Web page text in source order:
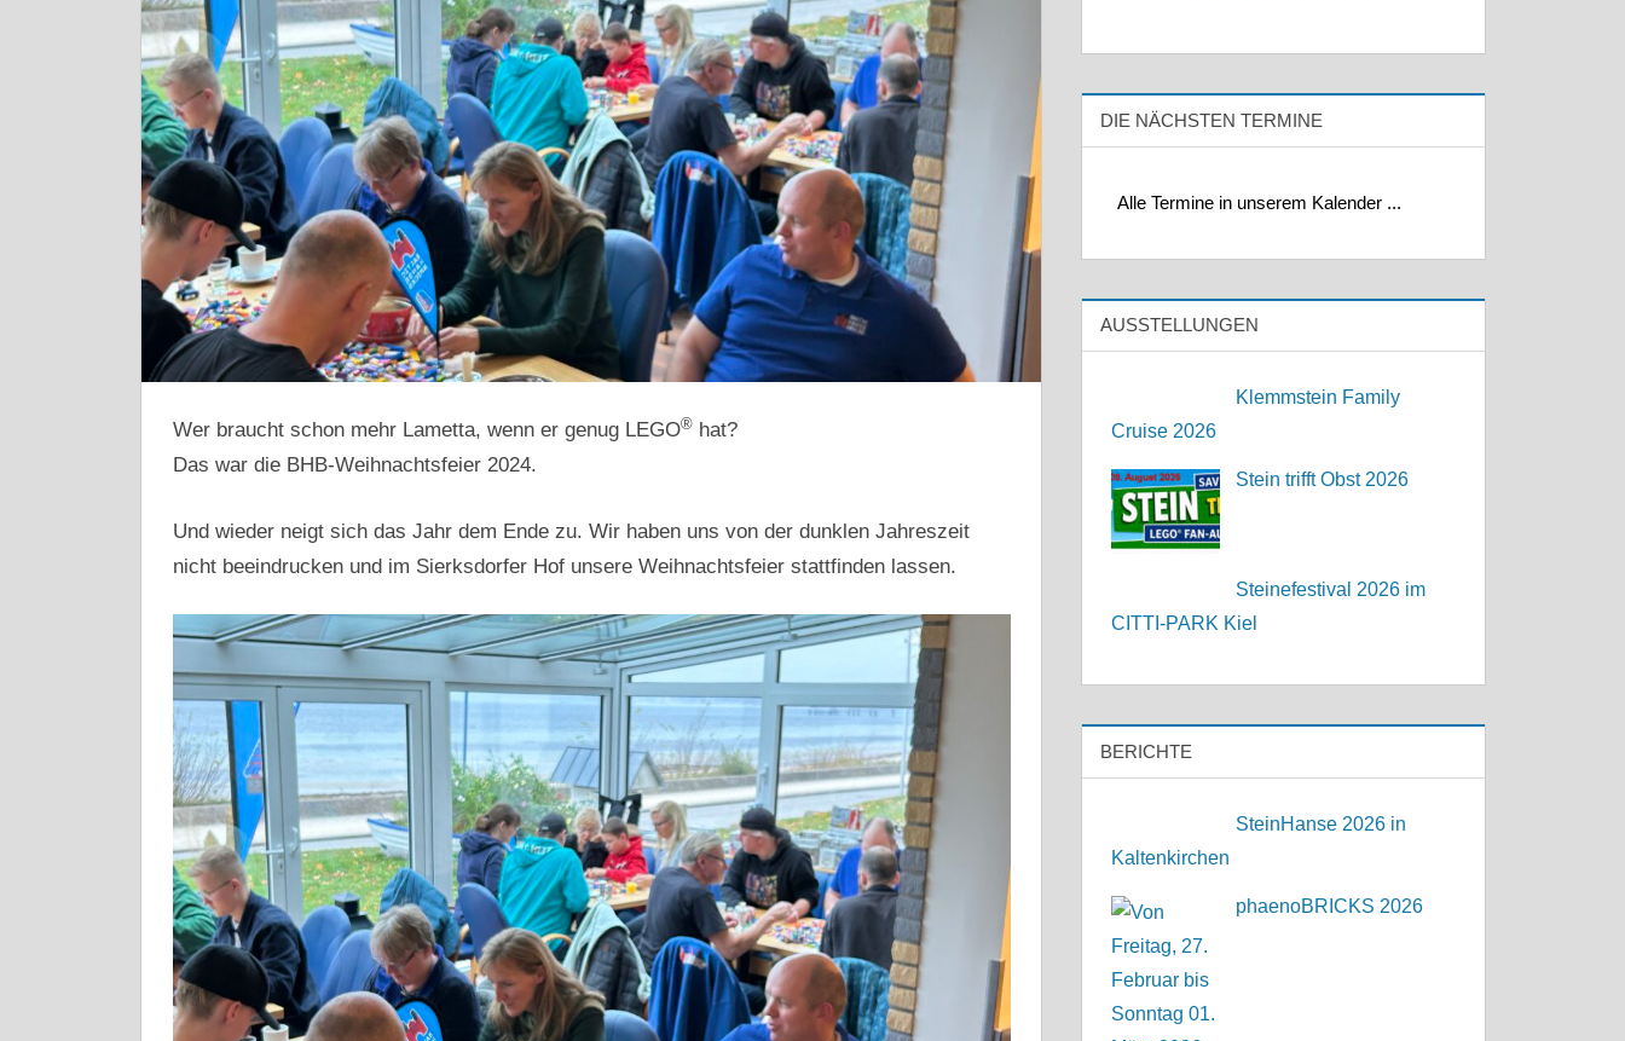
Wer braucht schon mehr Lametta, wenn er genug LEGO®hat?
Das war die BHB-Weihnachtsfeier 2024.
Und wieder neigt sich das Jahr dem Ende zu. Wir haben uns von der dunklen Jahreszeit
nicht beeindrucken und im Sierksdorfer Hof unsere Weihnachtsfeier stattfinden lassen.
DIE NÄCHSTEN TERMINE
Alle Termine in unserem Kalender ...
AUSSTELLUNGEN
Klemmstein Family
Cruise 2026
Stein trifft Obst 2026
Steinefestival 2026 im
CITTI-PARK Kiel
BERICHTE
SteinHanse 2026 in
Kaltenkirchen
phaenoBRICKS 2026